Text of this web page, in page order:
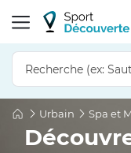
Urbain Spa et